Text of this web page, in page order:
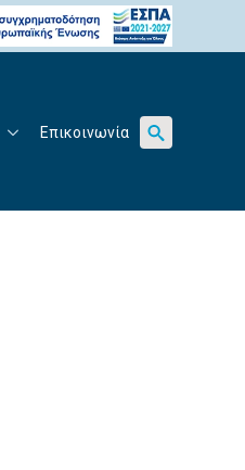
Επικοινωνία
for: